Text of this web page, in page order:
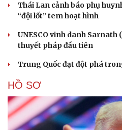
Cải chính
Thái Lan cảnh báo phụ
“đội lốt” tem hoạt hình
UNESCO vinh danh
thuyết pháp đầu tiên
Trung Quốc đạt đột phá
HỒ SƠ